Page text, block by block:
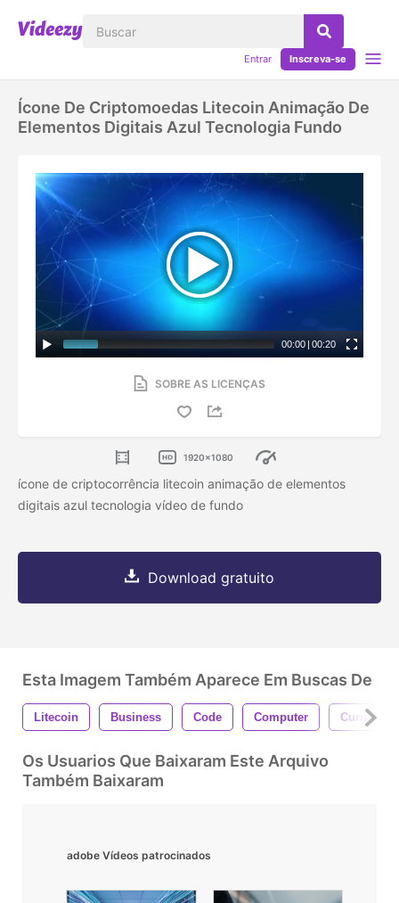
Entrar Inscreva-se
Ícone De Criptomoedas Litecoin Animação De
Elementos Digitais Azul Tecnologia Fundo
00:00 | 00:20
SOBRE AS LICENÇAS
1920x1080
ícone de criptocorrência litecoin animação de elementos
digitais azul tecnologia vídeo de fundo
Download gratuito
Esta Imagem Também Aparece Em Buscas De
Litecoin Business Code Computer Currency
Os Usuarios Que Baixaram Este Arquivo
Também Baixaram
adobe Vídeos patrocinados